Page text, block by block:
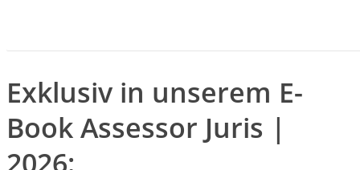
Exklusiv in unserem E-
Book Assessor Juris |
2026: